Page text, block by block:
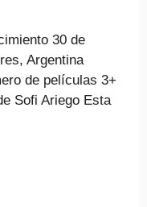
30 de
Argentina
de películas 3+
Sofi Ariego Esta